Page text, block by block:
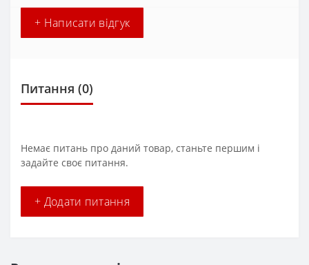
+ Написати відгук
Питання (0)
Немає питань про даний товар, станьте першим і
задайте своє питання.
+ Додати питання